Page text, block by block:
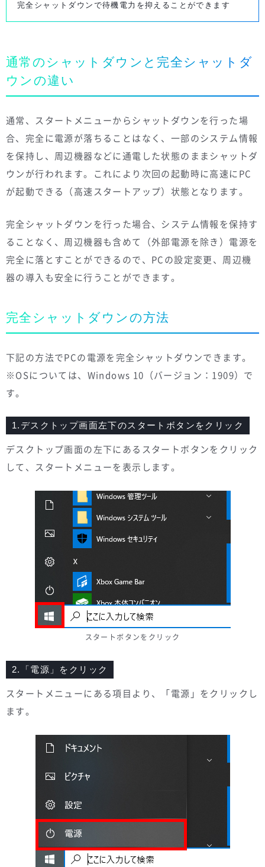
完全シャットダウンで待機電力を抑えることができます
通常のシャットダウンと完全シャットダ
ウンの違い
通常、スタートメニューからシャットダウンを行った場
合、完全に電源が落ちることはなく、一部のシステム情報
を保持し、周辺機器などに通電した状態のままシャットダ
ウンが行われます。これにより次回の起動時に高速にPC
が起動できる（高速スタートアップ）状態となります。
完全シャットダウンを行った場合、システム情報を保持す
ることなく、周辺機器も含めて（外部電源を除き）電源を
完全に落とすことができるので、PCの設定変更、周辺機
器の導入も安全に行うことができます。
完全シャットダウンの方法
下記の方法でPCの電源を完全シャットダウンできます。
※OSについては、Windows 10（バージョン：1909）で
す。
1.デスクトップ画面左下のスタートボタンをクリック
デスクトップ画面の左下にあるスタートボタンをクリック
して、スタートメニューを表示します。
スタートボタンをクリック
2.「電源」をクリック
スタートメニューにある項目より、「電源」をクリックし
ます。